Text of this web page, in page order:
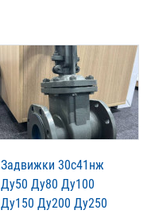
Задвижки 30с41нж
Ду50 Ду80 Ду100
Ду150 Ду200 Ду250